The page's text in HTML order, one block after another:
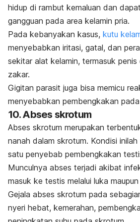
hidup di rambut kemaluan dan
gangguan pada area kelamin pria.
Pada kebanyakan kasus, kutu
menyebabkan iritasi, gatal, dan
sekitar alat kelamin, termasuk
zakar.
Gigitan parasit juga bisa memicu
menyebabkan pembengkakan
10. Abses skrotum
Abses skrotum merupakan
nanah dalam skrotum. Kondisi
satu penyebab pembengkakan
Munculnya abses terjadi akibat
masuk ke testis melalui luka
Gejala abses skrotum pada
nyeri hebat, kemerahan,